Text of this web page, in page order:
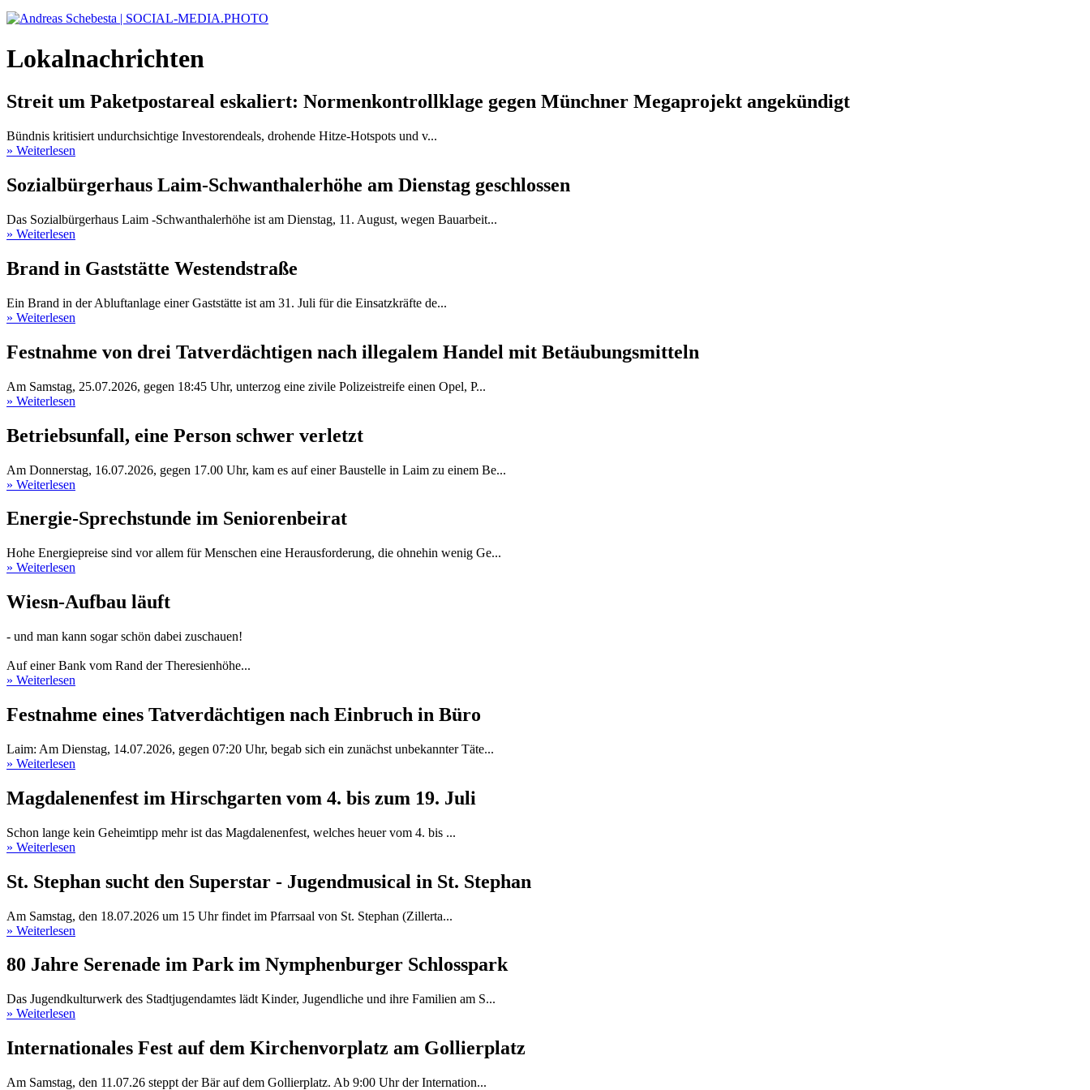
Lokalnachrichten
Streit um Paketpostareal eskaliert: Normenkontrollklage gegen Münchner Megaprojekt angekündigt
Bündnis kritisiert undurchsichtige Investorendeals, drohende Hitze-Hotspots und v...
» Weiterlesen
Sozialbürgerhaus Laim-Schwanthalerhöhe am Dienstag geschlossen
Das Sozialbürgerhaus Laim -Schwanthalerhöhe ist am Dienstag, 11. August, wegen Bauarbeit...
» Weiterlesen
Brand in Gaststätte Westendstraße
Ein Brand in der Abluftanlage einer Gaststätte ist am 31. Juli für die Einsatzkräfte de...
» Weiterlesen
Festnahme von drei Tatverdächtigen nach illegalem Handel mit Betäubungsmitteln
Am Samstag, 25.07.2026, gegen 18:45 Uhr, unterzog eine zivile Polizeistreife einen Opel, P...
» Weiterlesen
Betriebsunfall, eine Person schwer verletzt
Am Donnerstag, 16.07.2026, gegen 17.00 Uhr, kam es auf einer Baustelle in Laim zu einem Be...
» Weiterlesen
Energie-Sprechstunde im Seniorenbeirat
Hohe Energiepreise sind vor allem für Menschen eine Herausforderung, die ohnehin wenig Ge...
» Weiterlesen
Wiesn-Aufbau läuft
- und man kann sogar schön dabei zuschauen!
Auf einer Bank vom Rand der Theresienhöhe...
» Weiterlesen
Festnahme eines Tatverdächtigen nach Einbruch in Büro
Laim: Am Dienstag, 14.07.2026, gegen 07:20 Uhr, begab sich ein zunächst unbekannter Täte...
» Weiterlesen
Magdalenenfest im Hirschgarten vom 4. bis zum 19. Juli
Schon lange kein Geheimtipp mehr ist das Magdalenenfest, welches heuer vom 4. bis ...
» Weiterlesen
St. Stephan sucht den Superstar - Jugendmusical in St. Stephan
Am Samstag, den 18.07.2026 um 15 Uhr findet im Pfarrsaal von St. Stephan (Zillerta...
» Weiterlesen
80 Jahre Serenade im Park im Nymphenburger Schlosspark
Das Jugendkulturwerk des Stadtjugendamtes lädt Kinder, Jugendliche und ihre Familien am S...
» Weiterlesen
Internationales Fest auf dem Kirchenvorplatz am Gollierplatz
Am Samstag, den 11.07.26 steppt der Bär auf dem Gollierplatz. Ab 9:00 Uhr der Internation...